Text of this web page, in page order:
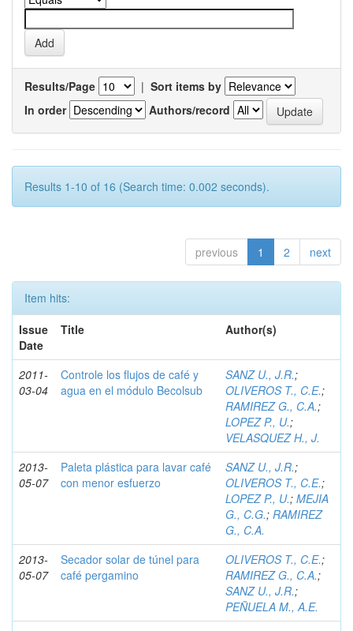
Results/Page | Sort items by
In order
Authors/record
Results 1-10 of 16 (Search time: 0.002 seconds).
previous 1 2 next
Item hits:
Issue
Date
Title Author(s)
2011-
03-04
Controle los flujos de café y
agua en el módulo Becolsub
SANZ U., J.R.;
OLIVEROS T., C.E.;
RAMIREZ G., C.A.;
LOPEZ P., U.;
VELASQUEZ H., J.
2013-
05-07
Paleta plástica para lavar café
con menor esfuerzo
SANZ U., J.R.;
OLIVEROS T., C.E.;
LOPEZ P., U.; MEJIA
G., C.G.; RAMIREZ
G., C.A.
2013-
05-07
Secador solar de túnel para
café pergamino
OLIVEROS T., C.E.;
RAMIREZ G., C.A.;
SANZ U., J.R.;
PEÑUELA M., A.E.